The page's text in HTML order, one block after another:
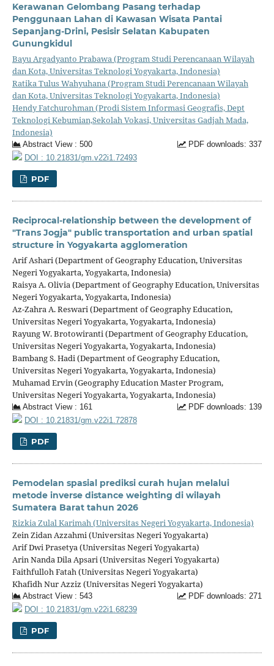
Kerawanan Gelombang Pasang terhadap
Penggunaan Lahan di Kawasan Wisata Pantai
Sepanjang-Drini, Pesisir Selatan Kabupaten
Gunungkidul
Bayu Argadyanto Prabawa (Program Studi Perencanaan Wilayah
dan Kota, Universitas Teknologi Yogyakarta, Indonesia)
Ratika Tulus Wahyuhana (Program Studi Perencanaan Wilayah
dan Kota, Universitas Teknologi Yogyakarta, Indonesia)
Hendy Fatchurohman (Prodi Sistem Informasi Geografis, Dept
Teknologi Kebumian,Sekolah Vokasi, Universitas Gadjah Mada,
Indonesia)
Abstract View : 500
PDF downloads: 337
DOI : 10.21831/gm.v22i1.72493
PDF
Reciprocal-relationship between the development of
"Trans Jogja" public transportation and urban spatial
structure in Yogyakarta agglomeration
Arif Ashari (Department of Geography Education, Universitas
Negeri Yogyakarta, Yogyakarta, Indonesia)
Raisya A. Olivia (Department of Geography Education, Universitas
Negeri Yogyakarta, Yogyakarta, Indonesia)
Az-Zahra A. Reswari (Department of Geography Education,
Universitas Negeri Yogyakarta, Yogyakarta, Indonesia)
Rayung W. Brotowiranti (Department of Geography Education,
Universitas Negeri Yogyakarta, Yogyakarta, Indonesia)
Bambang S. Hadi (Department of Geography Education,
Universitas Negeri Yogyakarta, Yogyakarta, Indonesia)
Muhamad Ervin (Geography Education Master Program,
Universitas Negeri Yogyakarta, Yogyakarta, Indonesia)
Abstract View : 161
PDF downloads: 139
DOI : 10.21831/gm.v22i1.72878
PDF
Pemodelan spasial prediksi curah hujan melalui
metode inverse distance weighting di wilayah
Sumatera Barat tahun 2026
Rizkia Zulal Karimah (Universitas Negeri Yogyakarta, Indonesia)
Zein Zidan Azzahmi (Universitas Negeri Yogyakarta)
Arif Dwi Prasetya (Universitas Negeri Yogyakarta)
Arin Nanda Dila Apsari (Universitas Negeri Yogyakarta)
Faithfulloh Fatah (Universitas Negeri Yogyakarta)
Khafidh Nur Azziz (Universitas Negeri Yogyakarta)
Abstract View : 543
PDF downloads: 271
DOI : 10.21831/gm.v22i1.68239
PDF